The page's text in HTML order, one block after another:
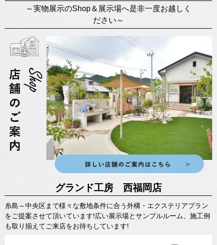
～実物展示のShop＆展示場へ是非一度お越しく
ださい～
グランド工房 西福岡店
糸島～中央区まで様々な敷地条件に合う外構・エクステリアプラン
をご提案させて頂いています!広い展示場とサンプルルーム、施工例
も取り揃えてご来店をお待ちしています!